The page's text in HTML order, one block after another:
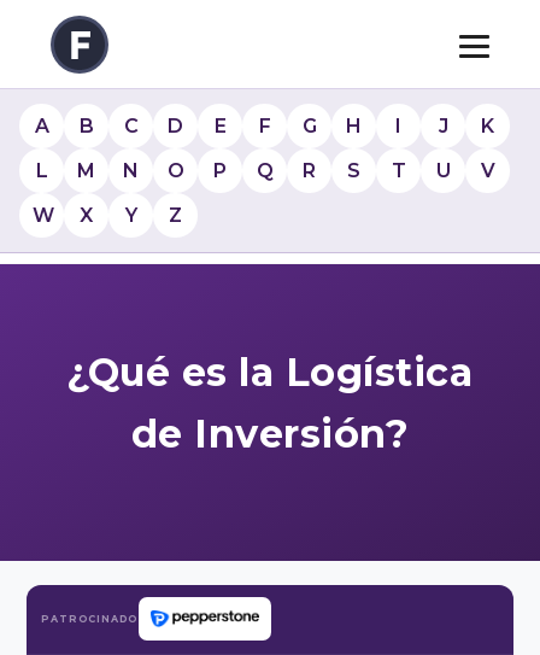
A B C D E F G H I J
K
L
M N O P Q R S T U
V
W
X Y Z
¿Qué es la Logística
de Inversión?
PATROCINADO